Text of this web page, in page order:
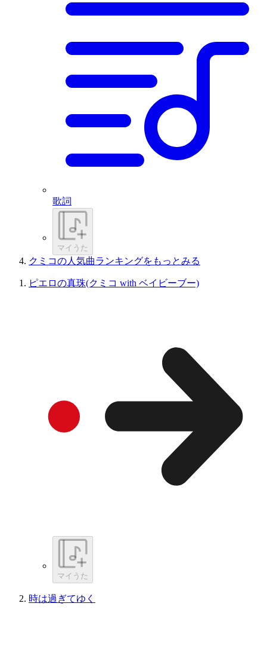
歌詞
マイうた
クミコの人気曲ランキングをもっとみる
ピエロの真珠(クミコ with ベイビーブー)
マイうた
時は過ぎてゆく